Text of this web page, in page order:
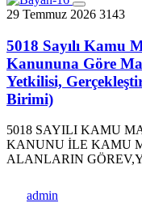
29 Temmuz 2026 3143
5018 Sayılı Kamu
Kanununa Göre
Yetkilisi,
Birimi)
5018 SAYILI KAMU
KANUNU İLE KAMU
ALANLARIN
admin